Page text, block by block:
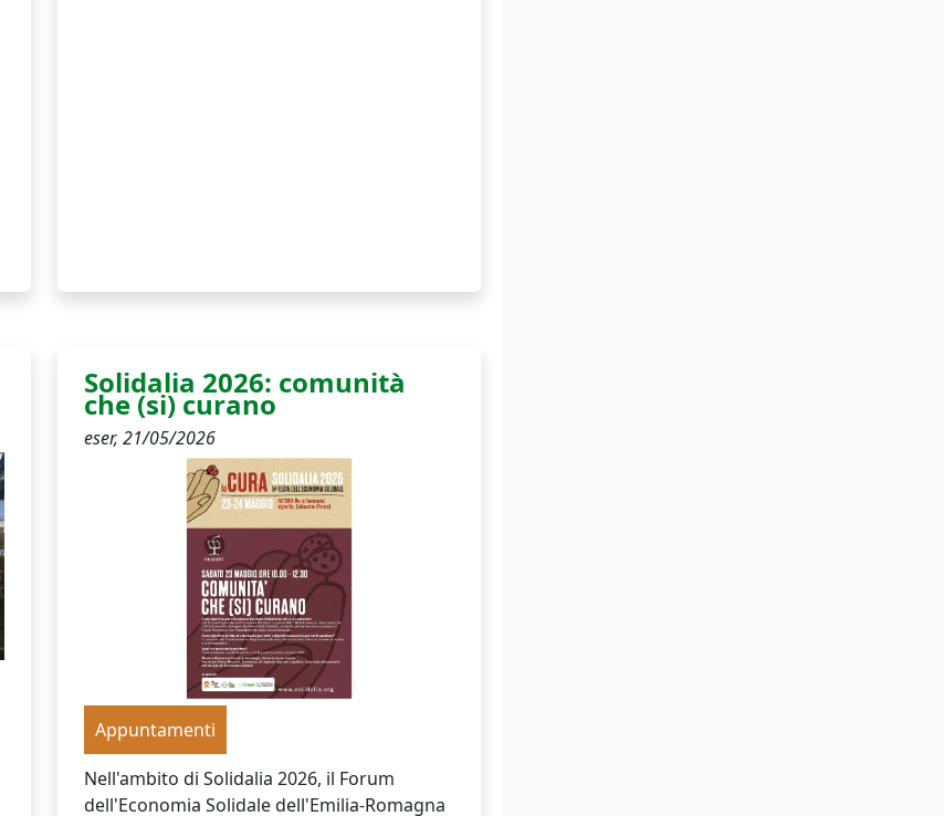
Solidalia 2026: comunità
che (si) curano
eser, 21/05/2026
Appuntamenti
Nell'ambito di Solidalia 2026, il Forum
dell'Economia Solidale dell'Emilia-Romagna